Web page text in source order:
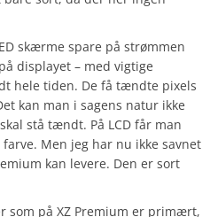
skærme spare på strømmen
displayet – med vigtige
hele tiden. De få tændte pixels
kan man i sagens natur ikke
stå tændt. På LCD får man
Men jeg har nu ikke savnet
kan levere. Den er sort
som på XZ Premium er primært,